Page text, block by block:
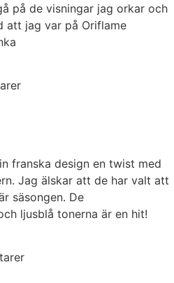
på de visningar jag orkar och
att jag var på Oriflame
franska design en twist med
Jag älskar att de har valt att
säsongen. De
ljusblå tonerna är en hit!